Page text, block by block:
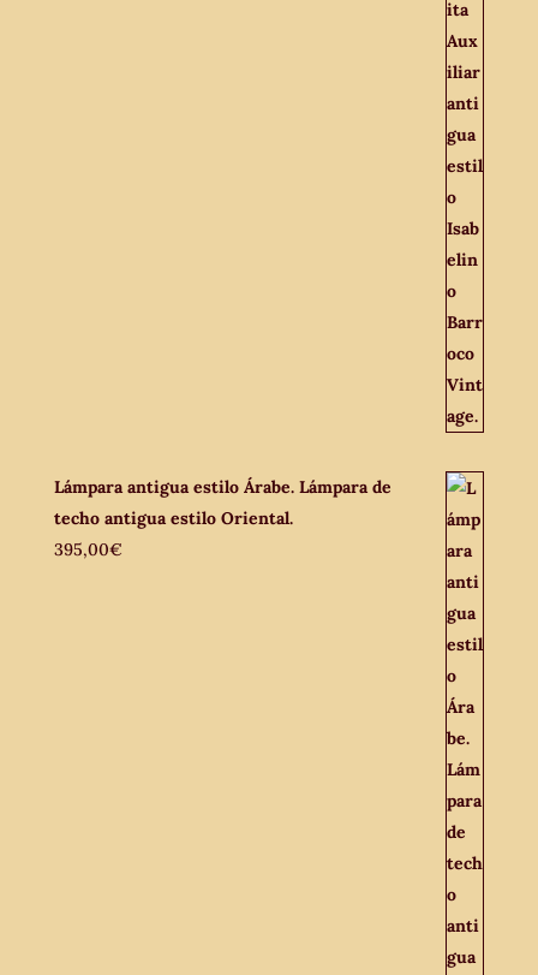
Lámpara antigua estilo Árabe. Lámpara de
techo antigua estilo Oriental.
395,00€